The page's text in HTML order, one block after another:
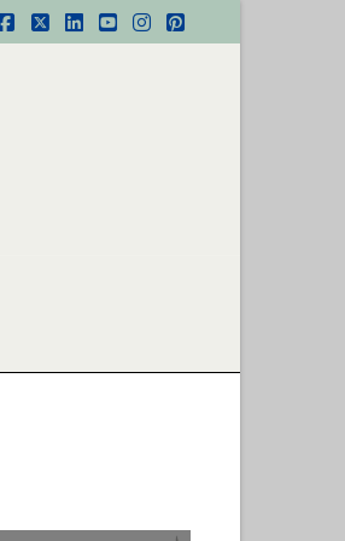
Facebook
X LinkedIn
YouTube
Instagram
Pinterest